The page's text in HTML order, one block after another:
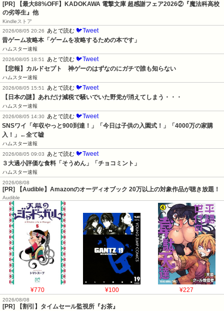
[PR] 【最大88%OFF】KADOKAWA 電撃文庫 超感謝フェア2026②『魔法科高校
の劣等生』他
Kindleストア
2026/08/05 20:26
あとで読む 🐦Tweet
昔ゲーム攻略本「ゲームを攻略するための本です」
ハムスター速報
2026/08/05 18:51
あとで読む 🐦Tweet
【悲報】カルドセプト　神ゲーのはずなのにガチで誰も知らない
ハムスター速報
2026/08/05 15:51
あとで読む 🐦Tweet
【日本の謎】あれだけ減税で騒いでいた野党が消えてしまう・・・
ハムスター速報
2026/08/05 14:30
あとで読む 🐦Tweet
SNSワイ「年収やっと900到達！」「今日は子供の入園式！」「4000万の家購
入！」←全て嘘
ハムスター速報
2026/08/05 09:03
あとで読む 🐦Tweet
３大過小評価な食料「そうめん」「チョコミント」
ハムスター速報
2026/08/08
[PR] 【Audible】Amazonのオーディオブック 20万以上の対象作品が聴き放題！
Audible
¥770 ¥100 ¥227
2026/08/08
[PR] 【割引】タイムセール監視所『お茶』